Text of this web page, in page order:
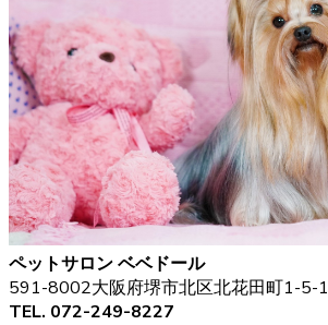
ペットサロン ベベドール
591-8002大阪府堺市北区北花田町1-5-1
TEL. 072-249-8227